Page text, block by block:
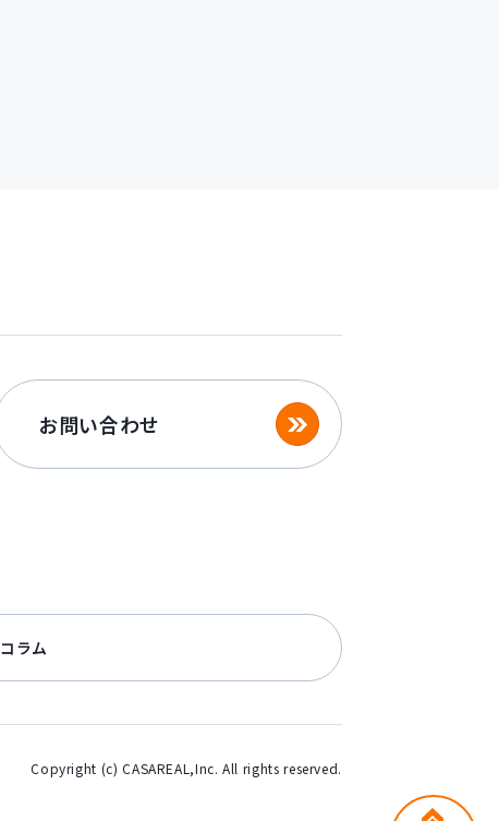
お問い合わせ
コラム
Copyright (c) CASAREAL,Inc. All rights reserved.